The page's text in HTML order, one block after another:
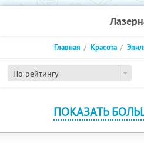
По рейтингу
Главная Красота
ПОКАЗАТЬ